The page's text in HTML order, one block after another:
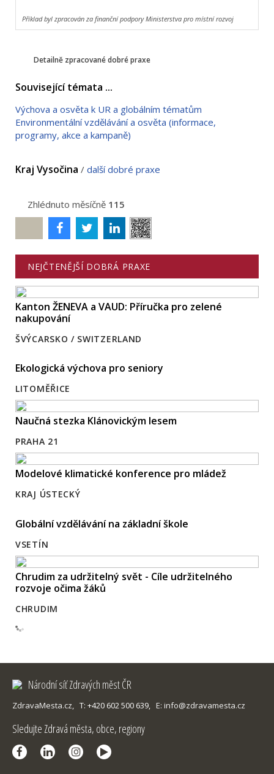
Příklad byl zpracován za finanční podpory Ministerstva pro místní rozvoj
Detailně zpracované dobré praxe
Související témata ...
Výchova a osvěta k UR a globálním tématům
Environmentální vzdělávání a osvěta (informace,
programy, akce a kampaně)
Kraj Vysočina / další dobré praxe
Zhlédnuto měsíčně 115
NEJČTENĚJŠÍ DOBRÁ PRAXE
Kanton ŽENEVA a VAUD: Příručka pro zelené
nakupování
ŠVÝCARSKO / SWITZERLAND
Ekologická výchova pro seniory
LITOMĚŘICE
Naučná stezka Klánovickým lesem
PRAHA 21
Modelové klimatické konference pro mládež
KRAJ ÚSTECKÝ
Globální vzdělávání na základní škole
VSETÍN
Chrudim za udržitelný svět - Cíle udržitelného
rozvoje očima žáků
CHRUDIM
Národní síť Zdravých měst ČR
ZdravaMesta.cz, T: +420 602 500 639, E: info@zdravamesta.cz
Sledujte Zdravá města, obce, regiony